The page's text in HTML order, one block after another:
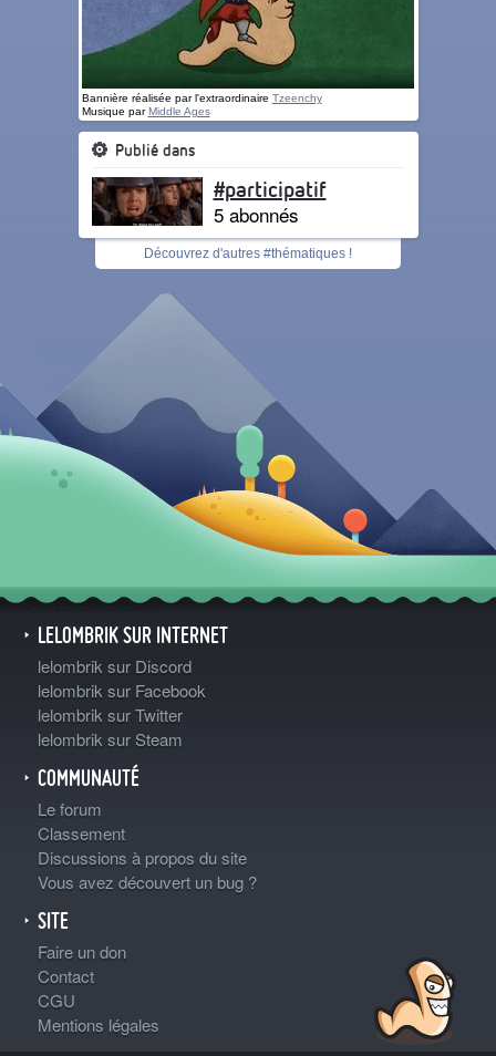
Bannière réalisée par l'extraordinaire Tzeenchy
Musique parMiddle Ages
Publié dans
#participatif
5 abonnés
Découvrez d'autres #thématiques !
LELOMBRIK SUR INTERNET
lelombrik sur Discord
lelombrik sur Facebook
lelombrik sur Twitter
lelombrik sur Steam
COMMUNAUTÉ
Le forum
Classement
Discussions à propos du site
Vous avez découvert un bug ?
SITE
Faire un don
Contact
CGU
Mentions légales